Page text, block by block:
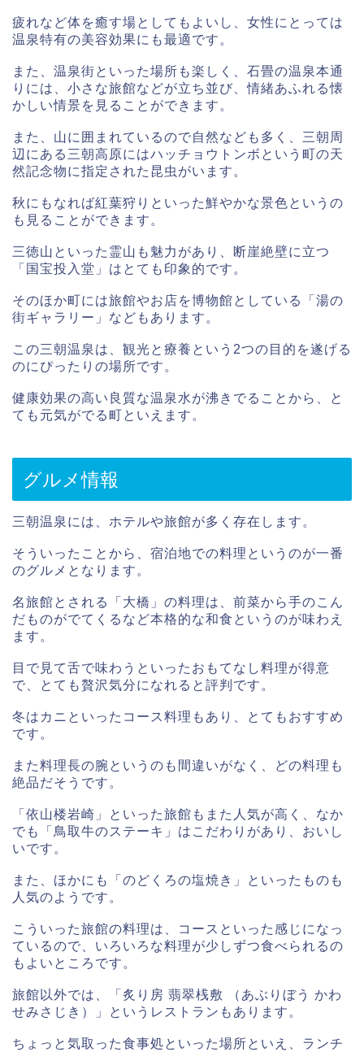
疲れなど体を癒す場としてもよいし、女性にとっては
温泉特有の美容効果にも最適です。
また、温泉街といった場所も楽しく、石畳の温泉本通
りには、小さな旅館などが立ち並び、情緒あふれる懐
かしい情景を見ることができます。
また、山に囲まれているので自然なども多く、三朝周
辺にある三朝高原にはハッチョウトンボという町の天
然記念物に指定された昆虫がいます。
秋にもなれば紅葉狩りといった鮮やかな景色というの
も見ることができます。
三徳山といった霊山も魅力があり、断崖絶壁に立つ
「国宝投入堂」はとても印象的です。
そのほか町には旅館やお店を博物館としている「湯の
街ギャラリー」などもあります。
この三朝温泉は、観光と療養という2つの目的を遂げる
のにぴったりの場所です。
健康効果の高い良質な温泉水が沸きでることから、と
ても元気がでる町といえます。
グルメ情報
三朝温泉には、ホテルや旅館が多く存在します。
そういったことから、宿泊地での料理というのが一番
のグルメとなります。
名旅館とされる「大橋」の料理は、前菜から手のこん
だものがでてくるなど本格的な和食というのが味わえ
ます。
目で見て舌で味わうといったおもてなし料理が得意
で、とても贅沢気分になれると評判です。
冬はカニといったコース料理もあり、とてもおすすめ
です。
また料理長の腕というのも間違いがなく、どの料理も
絶品だそうです。
「依山楼岩崎」といった旅館もまた人気が高く、なか
でも「鳥取牛のステーキ」はこだわりがあり、おいし
いです。
また、ほかにも「のどくろの塩焼き」といったものも
人気のようです。
こういった旅館の料理は、コースといった感じになっ
ているので、いろいろな料理が少しずつ食べられるの
もよいところです。
旅館以外では、「炙り房 翡翠桟敷 （あぶりぼう かわ
せみさじき）」というレストランもあります。
ちょっと気取った食事処といった場所といえ、ランチ